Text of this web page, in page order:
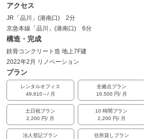
アクセス
JR「品川」(港南口) 2分
京急本線「品川」(港南口) 6分
構造・完成
鉄骨コンクリート造 地上7F建
2022年2月 リノベーション
プラン
レンタルオフィス
49,610～/ 月
全拠点プラン
16,500 円/ 月
土日祝プラン
2,200 円/ 月
10 時間プラン
2,200 円/ 月
法人登記プラン
住所貸しプラン